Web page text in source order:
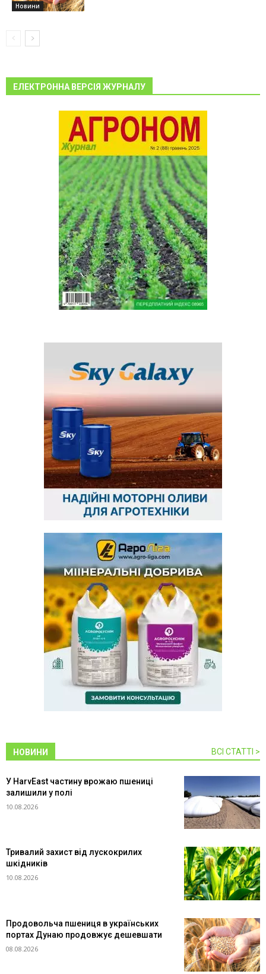
Новини
ЕЛЕКТРОННА ВЕРСІЯ ЖУРНАЛУ
НОВИНИ ВСІ СТАТТІ >
У HarvEast частину врожаю пшениці
залишили у полі
10.08.2026
Тривалий захист від лускокрилих
шкідників
10.08.2026
Продовольча пшениця в українських
портах Дунаю продовжує дешевшати
08.08.2026